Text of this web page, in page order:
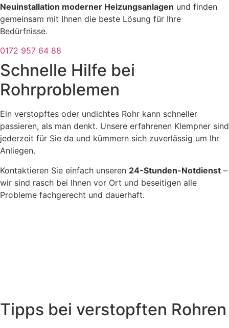
Neuinstallation moderner Heizungsanlagen und finden
gemeinsam mit Ihnen die beste Lösung für Ihre
Bedürfnisse.
0172 957 64 88
Schnelle Hilfe bei
Rohrproblemen
Ein verstopftes oder undichtes Rohr kann schneller
passieren, als man denkt. Unsere erfahrenen Klempner sind
jederzeit für Sie da und kümmern sich zuverlässig um Ihr
Anliegen.
Kontaktieren Sie einfach unseren 24-Stunden-Notdienst –
wir sind rasch bei Ihnen vor Ort und beseitigen alle
Probleme fachgerecht und dauerhaft.
Tipps bei verstopften Rohren